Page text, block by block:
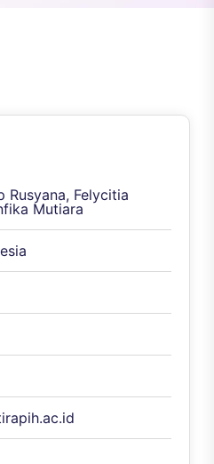
Rusyana, Felycitia
Mutiara